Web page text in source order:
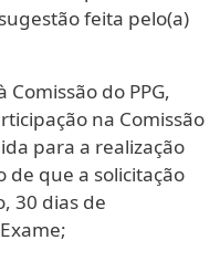
feita pelo(a)
do PPG,
na Comissão
para a realização
de que a solicitação
30 dias de